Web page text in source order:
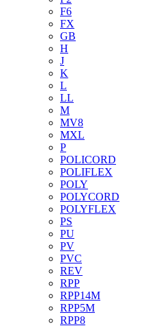
F6
FX
GB
H
J
K
L
LL
M
MV8
MXL
P
POLICORD
POLIFLEX
POLY
POLYCORD
POLYFLEX
PS
PU
PV
PVC
REV
RPP
RPP14M
RPP5M
RPP8